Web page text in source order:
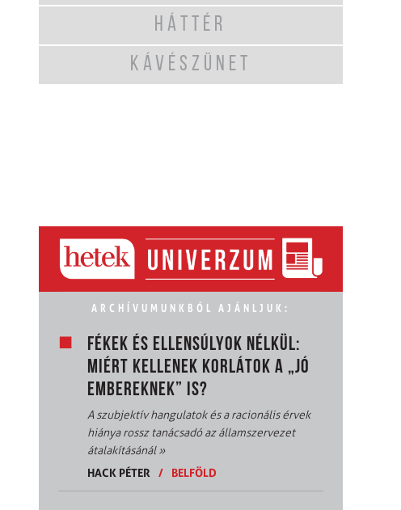
HÁTTÉR
KÁVÉSZÜNET
ARCHÍVUMUNKBÓL AJÁNLJUK:
FÉKEK ÉS ELLENSÚLYOK NÉLKÜL:
MIÉRT KELLENEK KORLÁTOK A „JÓ
EMBEREKNEK” IS?
A szubjektív hangulatok és a racionális érvek
hiánya rossz tanácsadó az államszervezet
átalakításánál»
HACK PÉTER
/ BELFÖLD